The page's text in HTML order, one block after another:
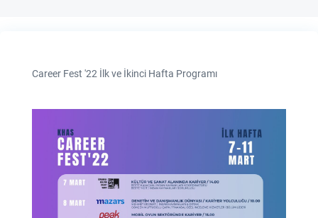
Career Fest '22 İlk ve İkinci Hafta Programı